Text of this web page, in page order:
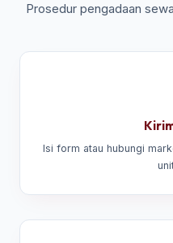
Prosedur pengadaan
Isi form atau hubungi